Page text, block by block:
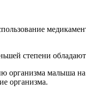
степени
малыша
организма.